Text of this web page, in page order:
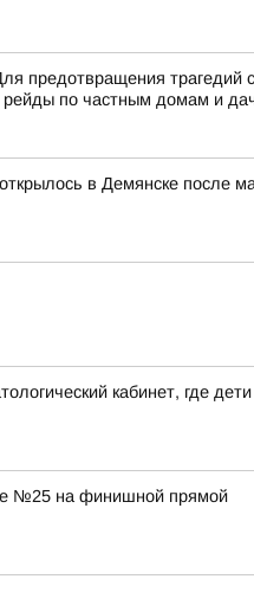
предотвращения
рейды по частным домам и
в Демянске после
кабинет, где
№25 на финишной прямой